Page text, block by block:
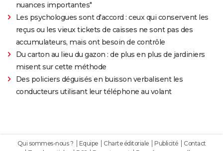
nuances importantes"
Les psychologues sont d'accord : ceux qui conservent les
reçus ou les vieux tickets de caisses ne sont pas des
accumulateurs, mais ont besoin de contrôle
Du carton au lieu du gazon : de plus en plus de jardiniers
misent sur cette méthode
Des policiers déguisés en buisson verbalisent les
conducteurs utilisant leur téléphone au volant
Qui sommes-nous ? Equipe Charte éditoriale Publicité
Contact